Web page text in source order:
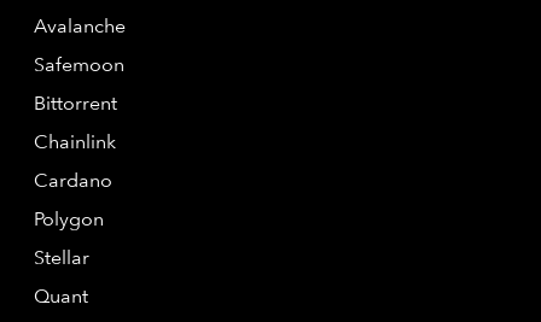
Avalanche
Safemoon
Bittorrent
Chainlink
Cardano
Polygon
Stellar
Quant